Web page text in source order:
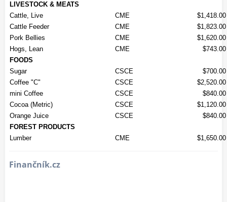
LIVESTOCK & MEATS
Cattle, Live
CME
$1,418.00
Cattle Feeder
CME
$1,823.00
Pork Bellies
CME
$1,620.00
Hogs, Lean
CME
$743.00
FOODS
Sugar
CSCE
$700.00
Coffee "C"
CSCE
$2,520.00
mini Coffee
CSCE
$840.00
Cocoa (Metric)
CSCE
$1,120.00
Orange Juice
CSCE
$840.00
FOREST PRODUCTS
Lumber
CME $1,650.00
Finančník.cz